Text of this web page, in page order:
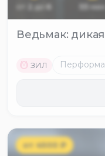
до 6 мин
Ведьмак: дикая
M ЗИЛ
от 4500 ₽